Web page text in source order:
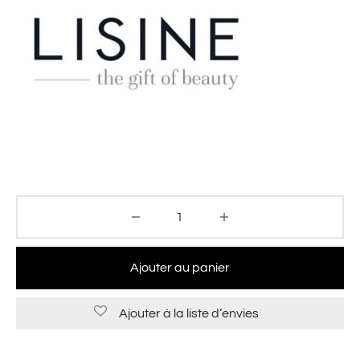
Ajouter au panier
Ajouter à la liste d’envies